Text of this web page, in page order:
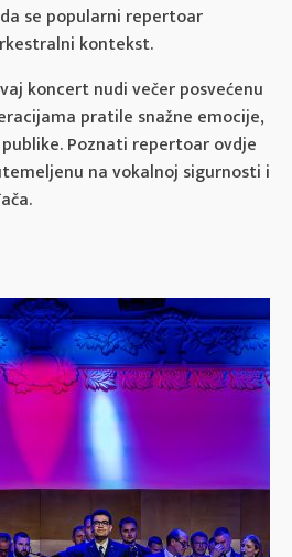
se popularni repertoar
kontekst.
koncert nudi večer posvećenu
pratile snažne emocije,
Poznati repertoar ovdje
na vokalnoj sigurnosti i